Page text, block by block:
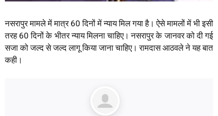
नसरापुर मामले में मात्र 60 दिनों में न्याय मिल गया है। ऐसे मामलों में भी इसी
तरह 60 दिनों के भीतर न्याय मिलना चाहिए। नसरापुर के जानवर को दी गई
सजा को जल्द से जल्द लागू किया जाना चाहिए। रामदास आठवले ने यह बात
कही।